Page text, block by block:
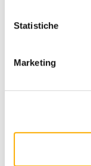
Statistiche
Marketing
INFORMATION
BRAND